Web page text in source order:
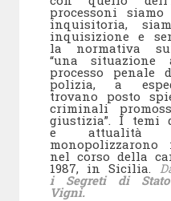
processoni
inquisitoria,
inquisizione e
la normativa
“una
processo penale
polizia, a
trovano posto
criminali
giustizia”. I temi
e attualità
nel corso della
1987, in Sicilia.
i Segreti di
Vigni.